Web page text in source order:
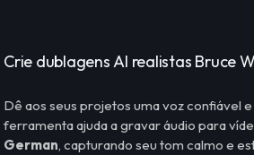
Crie dublagens AI realistas Bruce
Dê aos seus projetos uma voz confiável
ferramenta ajuda a gravar áudio para
German, capturando seu tom calmo e